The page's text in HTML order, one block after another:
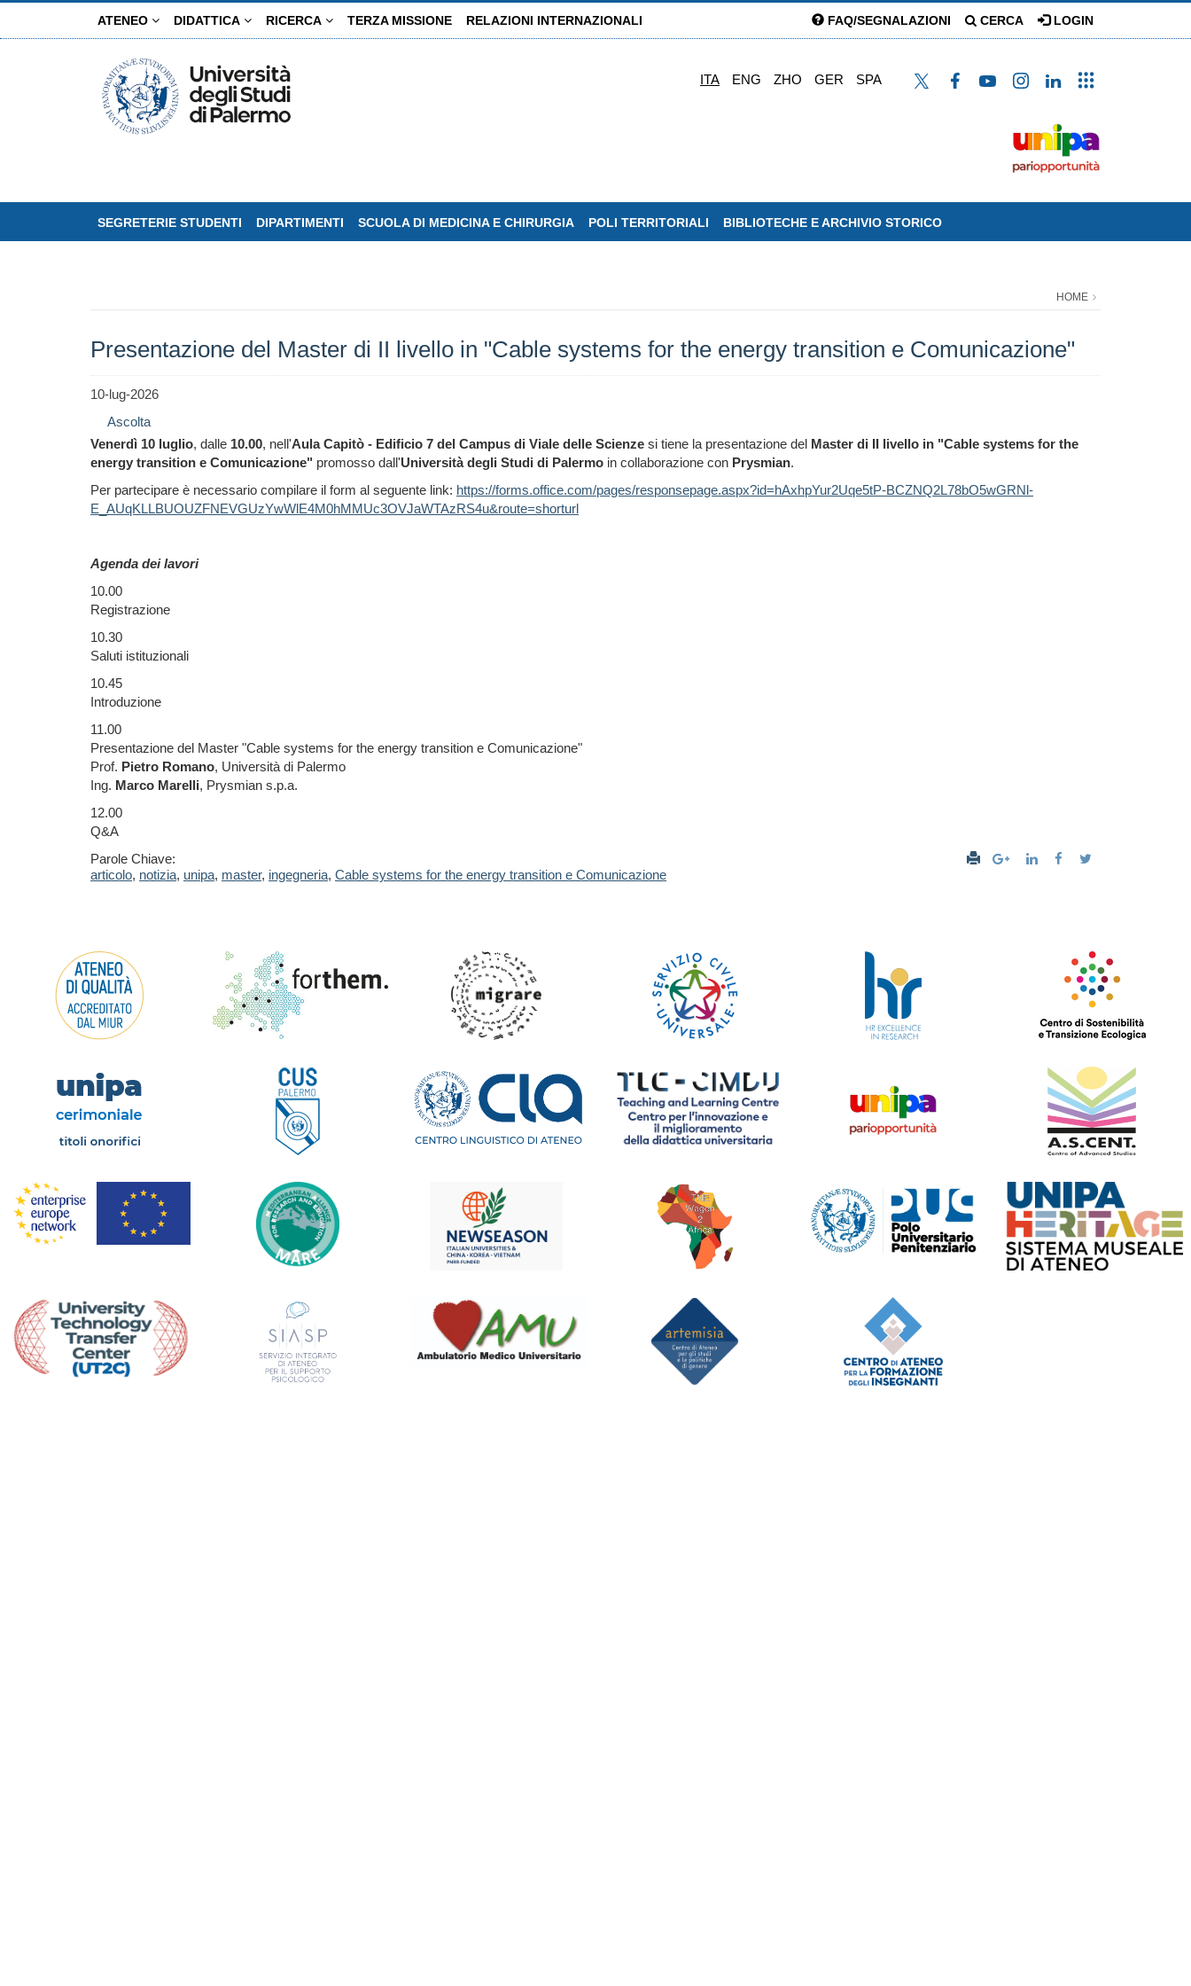
ATENEO DIDATTICA RICERCA TERZA MISSIONE RELAZIONI INTERNAZIONALI FAQ/SEGNALAZIONI CERCA LOGIN
ITA ENG ZHO GER SPA
SEGRETERIE STUDENTI DIPARTIMENTI SCUOLA DI MEDICINA E CHIRURGIA POLI TERRITORIALI BIBLIOTECHE E ARCHIVIO STORICO
HOME
Presentazione del Master di II livello in "Cable systems for the energy transition e Comunicazione"
10-lug-2026
Ascolta
Venerdì 10 luglio, dalle 10.00, nell'Aula Capitò - Edificio 7 del Campus di Viale delle Scienze si tiene la presentazione del Master di II livello in "Cable systems for the
energy transition e Comunicazione" promosso dall'Università degli Studi di Palermo in collaborazione con Prysmian.
Per partecipare è necessario compilare il form al seguente link: https://forms.office.com/pages/responsepage.aspx?id=hAxhpYur2Uqe5tP-BCZNQ2L78bO5wGRNl-
E_AUqKLLBUOUZFNEVGUzYwWlE4M0hMMUc3OVJaWTAzRS4u&route=shorturl
Agenda dei lavori
10.00
Registrazione
10.30
Saluti istituzionali
10.45
Introduzione
11.00
Presentazione del Master "Cable systems for the energy transition e Comunicazione"
Prof. Pietro Romano, Università di Palermo
Ing. Marco Marelli, Prysmian s.p.a.
12.00
Q&A
Parole Chiave:
articolo, notizia, unipa, master, ingegneria, Cable systems for the energy transition e Comunicazione